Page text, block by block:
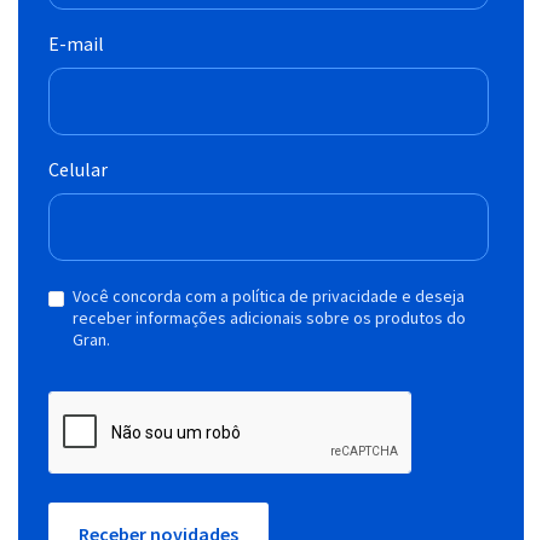
E-mail
Celular
Você concorda com a política de privacidade e deseja
receber informações adicionais sobre os produtos do
Gran.
Receber novidades